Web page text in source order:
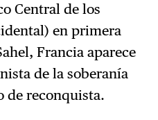
Central de los
en primera
Francia aparece
de la soberanía
de reconquista.